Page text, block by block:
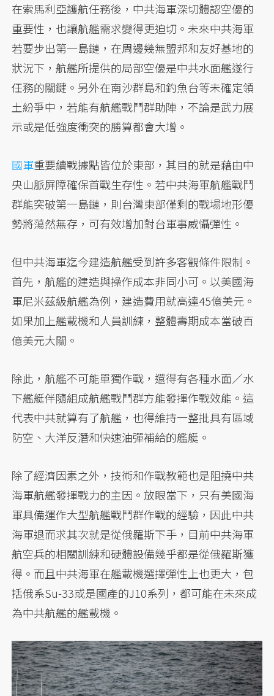
在索馬利亞護航任務後，中共海軍深切體認空優的
重要性，也讓航艦需求變得更迫切。未來中共海軍
若要步出第一島鏈，在周邊幾無盟邦和友好基地的
狀況下，航艦所提供的局部空優是中共水面艦遂行
任務的關鍵。另外在南沙群島和釣魚台等未確定領
土紛爭中，若能有航艦戰鬥群助陣，不論是武力展
示或是低強度衝突的勝算都會大增。
國軍重要續戰據點皆位於東部，其目的就是藉由中
央山脈屏障確保首戰生存性。若中共海軍航艦戰鬥
群能突破第一島鏈，則台灣東部僅剩的戰場地形優
勢將蕩然無存，可有效增加對台軍事威懾彈性。
但中共海軍迄今建造航艦受到許多客觀條件限制。
首先，航艦的建造與操作成本非同小可。以美國海
軍尼米茲級航艦為例，建造費用就高達45億美元。
如果加上艦載機和人員訓練，整體壽期成本當破百
億美元大關。
除此，航艦不可能單獨作戰，還得有各種水面／水
下艦艇伴隨組成航艦戰鬥群方能發揮作戰效能。這
代表中共就算有了航艦，也得維持一整批具有區域
防空、大洋反潛和快速油彈補給的艦艇。
除了經濟因素之外，技術和作戰教範也是阻撓中共
海軍航艦發揮戰力的主因。放眼當下，只有美國海
軍具備運作大型航艦戰鬥群作戰的經驗，因此中共
海軍退而求其次就是從俄羅斯下手，目前中共海軍
航空兵的相關訓練和硬體設備幾乎都是從俄羅斯獲
得。而且中共海軍在艦載機選擇彈性上也更大，包
括俄系Su-33或是國產的J10系列，都可能在未來成
為中共航艦的艦載機。